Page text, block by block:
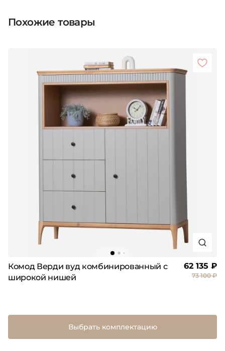
Похожие товары
Комод Верди вуд комбинированный с
широкой нишей
62 135 ₽
73 100 ₽
Выбрать комплектацию